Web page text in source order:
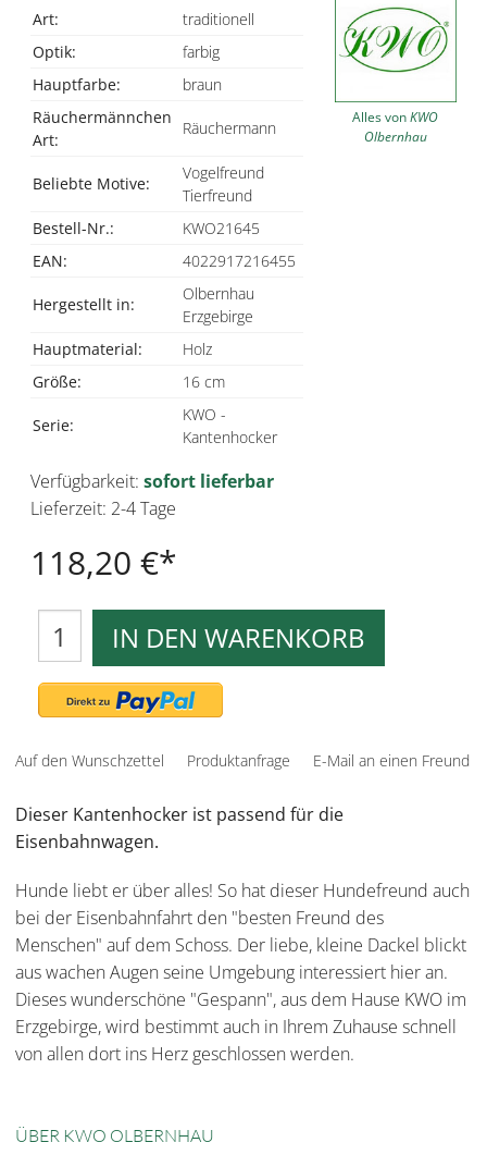
Art:
traditionell
Optik:
farbig
Hauptfarbe:
braun
Räuchermännchen
Art:
Räuchermann
Beliebte Motive:
Vogelfreund
Tierfreund
Bestell-Nr.:
KWO21645
EAN:
4022917216455
Hergestellt in:
Olbernhau
Erzgebirge
Hauptmaterial:
Holz
Größe:
16 cm
Serie:
KWO -
Kantenhocker
Alles vonKWO
Olbernhau
Verfügbarkeit: sofort lieferbar
Lieferzeit: 2-4 Tage
118,20 €
IN DEN WARENKORB
Auf den Wunschzettel Produktanfrage E-Mail an einen Freund
Dieser Kantenhocker ist passend für die
Eisenbahnwagen.
Hunde liebt er über alles! So hat dieser Hundefreund auch
bei der Eisenbahnfahrt den "besten Freund des
Menschen" auf dem Schoss. Der liebe, kleine Dackel blickt
aus wachen Augen seine Umgebung interessiert hier an.
Dieses wunderschöne "Gespann", aus dem Hause KWO im
Erzgebirge, wird bestimmt auch in Ihrem Zuhause schnell
von allen dort ins Herz geschlossen werden.
ÜBER KWO OLBERNHAU